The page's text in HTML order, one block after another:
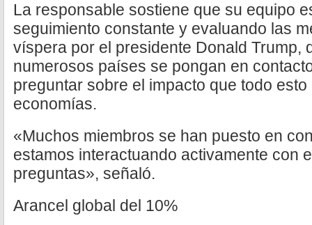
La responsable sostiene que su equipo
seguimiento constante y evaluando las
víspera por el presidente Donald Trump,
numerosos países se pongan en
preguntar sobre el impacto que todo
economías.
«Muchos miembros se han puesto en
estamos interactuando activamente con
preguntas», señaló.
Arancel global del 10%